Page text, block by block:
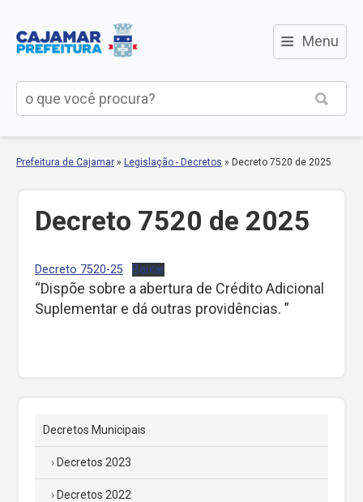
≡ Menu
Prefeitura de Cajamar » Legislação - Decretos » Decreto 7520 de 2025
Decreto 7520 de 2025
Decreto 7520-25 Baixar
“Dispõe sobre a abertura de Crédito Adicional
Suplementar e dá outras providências. ”
Decretos Municipais
Decretos 2023
Decretos 2022